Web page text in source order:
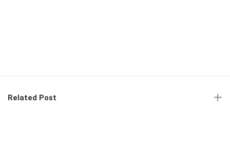
Related Post